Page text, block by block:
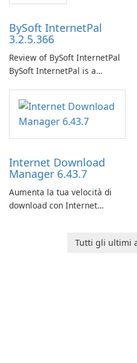
BySoft InternetPal
3.2.5.366
Review of BySoft InternetPal
BySoft InternetPal is a
application designed to
monitor your internet
connection and provide real-
time insights into its
Internet Download
Manager 6.43.7
Aumenta la tua velocità di
download con Internet
Tutti gli ultimi